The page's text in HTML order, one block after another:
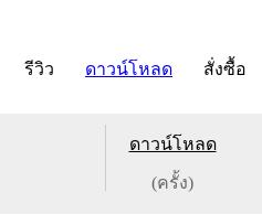
รีวิว ดาวน์โหลด สั่งซื้อ
ดาวน์โหลด
(ครั้ง)